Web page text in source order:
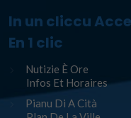
In un cliccu
En 1 clic
Nutizie È Ore
Infos Et Horaires
Pianu Di A Cità